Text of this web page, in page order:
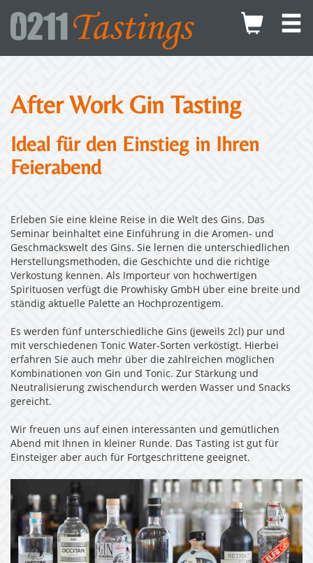
After Work Gin Tasting
Ideal für den Einstieg in Ihren
Feierabend
Erleben Sie eine kleine Reise in die Welt des Gins. Das
Seminar beinhaltet eine Einführung in die Aromen- und
Geschmackswelt des Gins. Sie lernen die unterschiedlichen
Herstellungsmethoden, die Geschichte und die richtige
Verkostung kennen. Als Importeur von hochwertigen
Spirituosen verfügt die Prowhisky GmbH über eine breite und
ständig aktuelle Palette an Hochprozentigem.
Es werden fünf unterschiedliche Gins (jeweils 2cl) pur und
mit verschiedenen Tonic Water-Sorten verköstigt. Hierbei
erfahren Sie auch mehr über die zahlreichen möglichen
Kombinationen von Gin und Tonic. Zur Stärkung und
Neutralisierung zwischendurch werden Wasser und Snacks
gereicht.
Wir freuen uns auf einen interessanten und gemütlichen
Abend mit Ihnen in kleiner Runde. Das Tasting ist gut für
Einsteiger aber auch für Fortgeschrittene geeignet.